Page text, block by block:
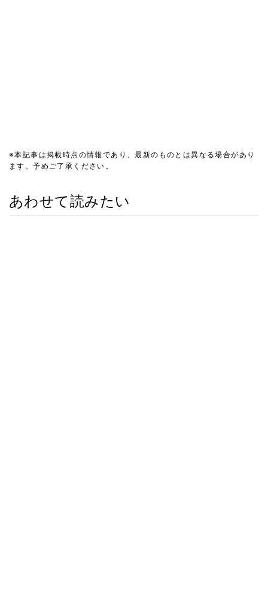
※本記事は掲載時点の情報であり、最新のものとは異なる場合があり
ます。予めご了承ください。
あわせて読みたい